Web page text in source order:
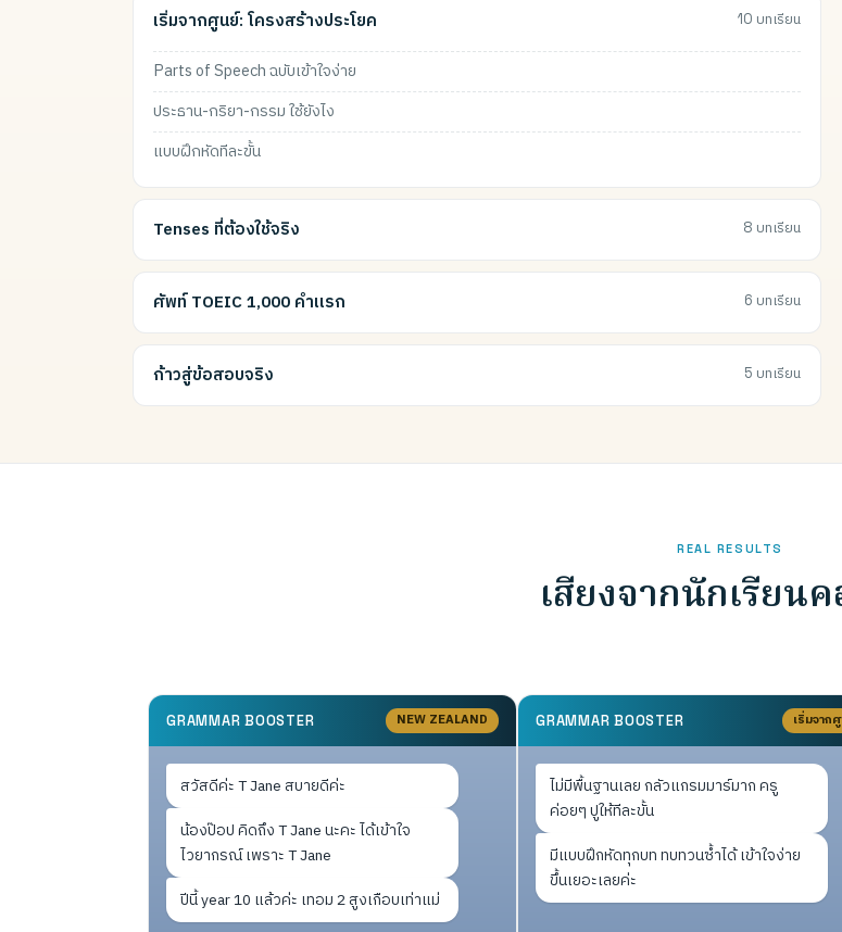
เริ่มจากศูนย์: โครงสร้างประโยค 10 บทเรียน
Parts of Speech ฉบับเข้าใจง่าย
ประธาน-กริยา-กรรม ใช้ยังไง
แบบฝึกหัดทีละขั้น
Tenses ที่ต้องใช้จริง 8 บทเรียน
ศัพท์ TOEIC 1,000 คำแรก 6 บทเรียน
ก้าวสู่ข้อสอบจริง 5 บทเรียน
REAL RESULTS
เสียงจากนักเรียน
GRAMMAR BOOSTER NEW ZEALAND
สวัสดีค่ะ T Jane สบายดีค่ะ
น้องป๊อป คิดถึง T Jane นะคะ ได้เข้าใจ
ไวยากรณ์ เพราะ T Jane
ปีนี้ year 10 แล้วค่ะ เทอม 2 สูงเกือบเท่าแม่
GRAMMAR BOOSTER เริ่มจาก
ไม่มีพื้นฐานเลย กลัวแกรมมาร์มาก ครู
ค่อยๆ ปูให้ทีละขั้น
มีแบบฝึกหัดทุกบท ทบทวนซ้ำได้ เข้าใจง่าย
ขึ้นเยอะเลยค่ะ